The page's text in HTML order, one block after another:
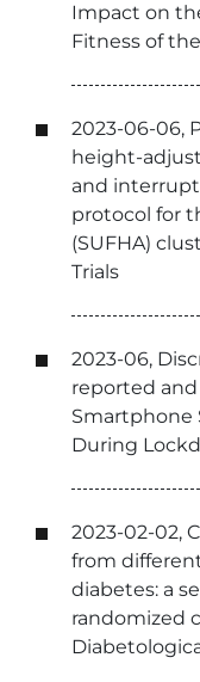
Impact on
Fitness of
2023-06-06,
height-
and
protocol for
(SUFHA)
Trials
2023-06,
reported
Smartphone
During
2023-02-02,
from
diabetes: a
randomized